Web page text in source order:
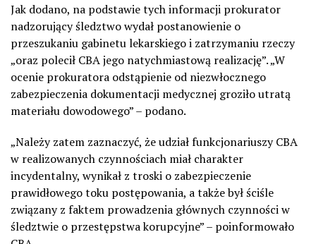
Jak dodano, na podstawie tych informacji prokurator
nadzorujący śledztwo wydał postanowienie o
przeszukaniu gabinetu lekarskiego i zatrzymaniu rzeczy
„oraz polecił CBA jego natychmiastową realizację”. „W
ocenie prokuratora odstąpienie od niezwłocznego
zabezpieczenia dokumentacji medycznej groziło utratą
materiału dowodowego” – podano.
„Należy zatem zaznaczyć, że udział funkcjonariuszy CBA
w realizowanych czynnościach miał charakter
incydentalny, wynikał z troski o zabezpieczenie
prawidłowego toku postępowania, a także był ściśle
związany z faktem prowadzenia głównych czynności w
śledztwie o przestępstwa korupcyjne” – poinformowało